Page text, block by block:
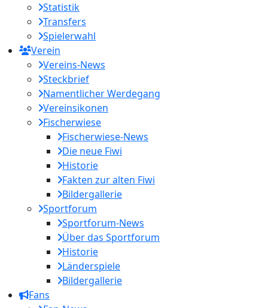
Statistik
Transfers
Spielerwahl
Verein
Vereins-News
Steckbrief
Namentlicher Werdegang
Vereinsikonen
Fischerwiese
Fischerwiese-News
Die neue Fiwi
Historie
Fakten zur alten Fiwi
Bildergallerie
Sportforum
Sportforum-News
Über das Sportforum
Historie
Länderspiele
Bildergallerie
Fans